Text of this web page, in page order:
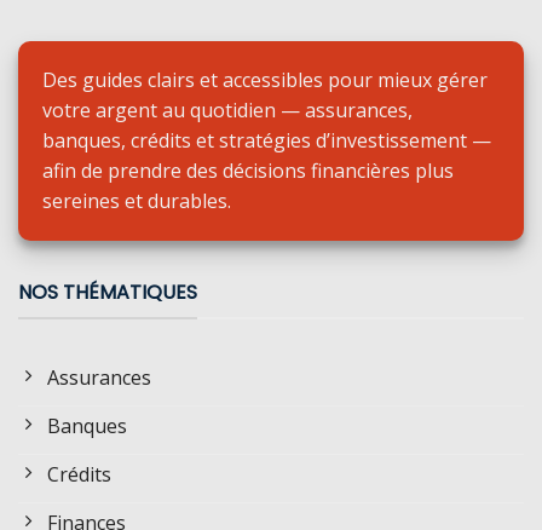
Des guides clairs et accessibles pour mieux gérer
votre argent au quotidien — assurances,
banques, crédits et stratégies d’investissement —
afin de prendre des décisions financières plus
sereines et durables.
NOS THÉMATIQUES
Assurances
Banques
Crédits
Finances